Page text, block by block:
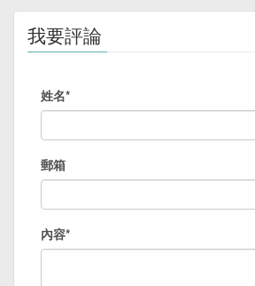
我要評論
姓名*
郵箱
內容*